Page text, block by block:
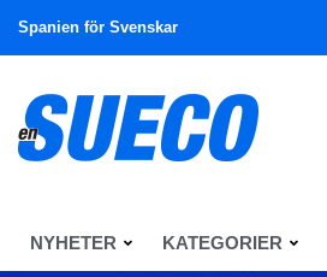
Spanien för Svenskar
NYHETER KATEGORIER